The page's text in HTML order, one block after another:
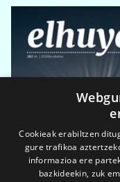
Cookieak erabiltzen
gure trafikoa
informazioa ere
bazkideekin, zuk